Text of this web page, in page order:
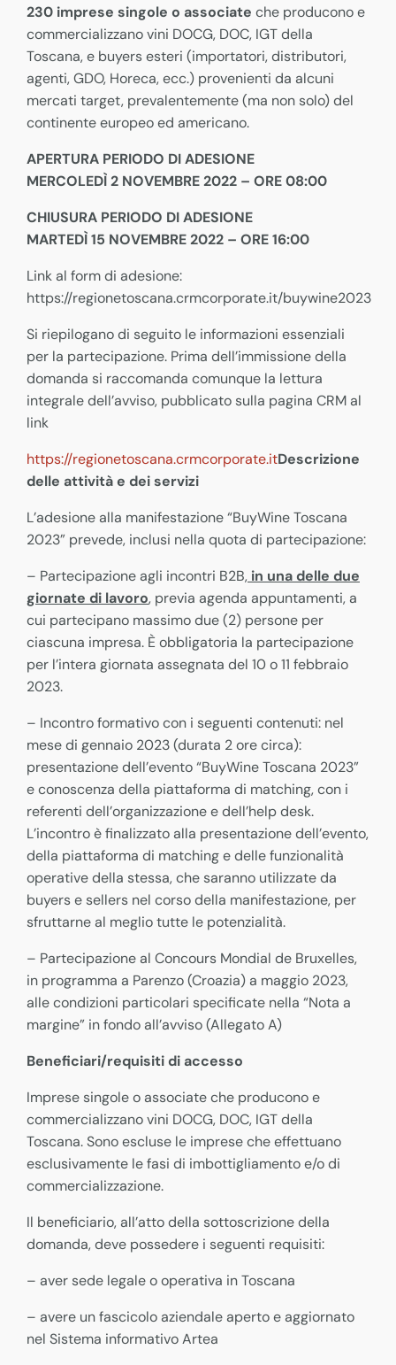
230 imprese singole o associate che producono e
commercializzano vini DOCG, DOC, IGT della
Toscana, e buyers esteri (importatori, distributori,
agenti, GDO, Horeca, ecc.) provenienti da alcuni
mercati target, prevalentemente (ma non solo) del
continente europeo ed americano.
APERTURA PERIODO DI ADESIONE
MERCOLEDÌ 2 NOVEMBRE 2022 – ORE 08:00
CHIUSURA PERIODO DI ADESIONE
MARTEDÌ 15 NOVEMBRE 2022 – ORE 16:00
Link al form di adesione:
https://regionetoscana.crmcorporate.it/buywine2023
Si riepilogano di seguito le informazioni essenziali
per la partecipazione. Prima dell’immissione della
domanda si raccomanda comunque la lettura
integrale dell’avviso, pubblicato sulla pagina CRM al
link
https://regionetoscana.crmcorporate.itDescrizione
delle attività e dei servizi
L’adesione alla manifestazione “BuyWine Toscana
2023” prevede, inclusi nella quota di partecipazione:
– Partecipazione agli incontri B2B, in una delle due
giornate di lavoro, previa agenda appuntamenti, a
cui partecipano massimo due (2) persone per
ciascuna impresa. È obbligatoria la partecipazione
per l’intera giornata assegnata del 10 o 11 febbraio
2023.
– Incontro formativo con i seguenti contenuti: nel
mese di gennaio 2023 (durata 2 ore circa):
presentazione dell’evento “BuyWine Toscana 2023”
e conoscenza della piattaforma di matching, con i
referenti dell’organizzazione e dell’help desk.
L’incontro è finalizzato alla presentazione dell’evento,
della piattaforma di matching e delle funzionalità
operative della stessa, che saranno utilizzate da
buyers e sellers nel corso della manifestazione, per
sfruttarne al meglio tutte le potenzialità.
– Partecipazione al Concours Mondial de Bruxelles,
in programma a Parenzo (Croazia) a maggio 2023,
alle condizioni particolari specificate nella “Nota a
margine” in fondo all’avviso (Allegato A)
Beneficiari/requisiti di accesso
Imprese singole o associate che producono e
commercializzano vini DOCG, DOC, IGT della
Toscana. Sono escluse le imprese che effettuano
esclusivamente le fasi di imbottigliamento e/o di
commercializzazione.
Il beneficiario, all’atto della sottoscrizione della
domanda, deve possedere i seguenti requisiti:
– aver sede legale o operativa in Toscana
– avere un fascicolo aziendale aperto e aggiornato
nel Sistema informativo Artea